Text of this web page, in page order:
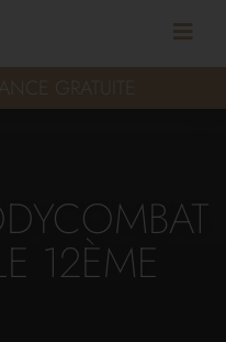
GRATUITE
12ÈME